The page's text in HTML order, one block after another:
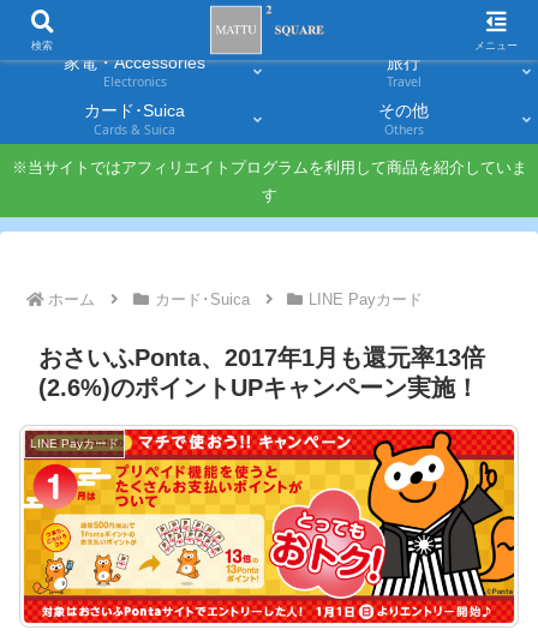
家電・Accessories
Electronics
旅行
Travel
カード･Suica
Cards & Suica
その他
Others
※当サイトではアフィリエイトプログラムを利用して商品を紹介していま
す
ホーム カード･Suica LINE Payカード
おさいふPonta、2017年1月も還元率13倍
(2.6%)のポイントUPキャンペーン実施！
LINE Payカード
検索 メニュー